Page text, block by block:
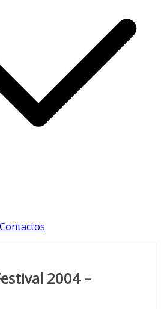
2004 –